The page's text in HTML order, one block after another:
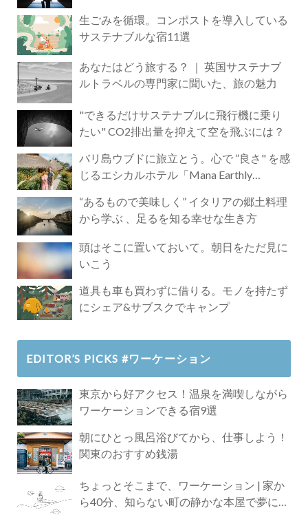
生ごみを循環。コンポストを導入している
サステナブルな宿11選
あなたはどう旅する？ ｜ 英国サステナブ
ルトラベルの専門家に聞いた、旅の魅力
"できるだけサステナブルに飛行機に乗り
たい" CO2排出量を抑えて空を飛ぶには？
バリ島ウブドに旅立とう。心で ”良さ" を感
じるエシカルホテル「Mana Earthly
“あるもので美味しく” イタリアの郷土料理
から学ぶ 、足るを知る幸せな生き方
頭はそこに置いておいて。朝日をただ見に
いこう
道具も車も買わずに借りる。モノを持たず
にシェア&サブスクでキャンプ
EDITOR’S PICKS #ワーケーション
東京から好アクセス！温泉を満喫しながら
ワーケーションできる宿9選
朝にひとっ風呂浴びてから、仕事しよう！
関東のおすすめ銭湯
ちょっとそこまで、ワーケーション | 家か
ら40分、知らない町の静かな本屋で夢に近